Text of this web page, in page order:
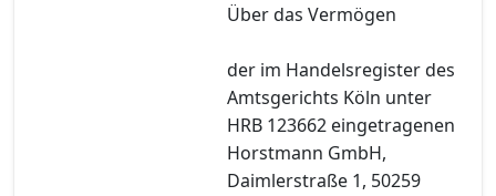
Über das Vermögen
der im Handelsregister des
Amtsgerichts Köln unter
HRB 123662 eingetragenen
Horstmann GmbH,
Daimlerstraße 1, 50259